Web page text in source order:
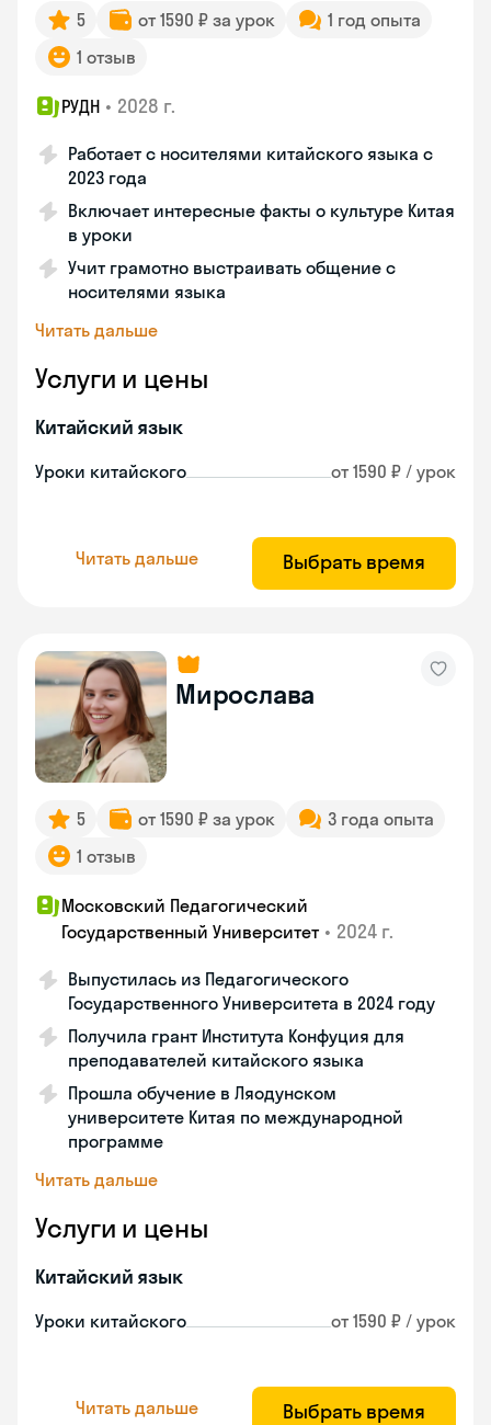
5 от 1590 ₽ за урок
1 год опыта
1 отзыв
РУДН • 2028 г.
Работает с носителями китайского языка с
2023 года
Включает интересные факты о культуре Китая
в уроки
Учит грамотно выстраивать общение с
носителями языка
Читать дальше
Услуги и цены
Китайский язык
Уроки китайского от 1590 ₽ / урок
Читать дальше Выбрать время
Мирослава
5 от 1590 ₽ за урок
3 года опыта
1 отзыв
Московский Педагогический
Государственный Университет • 2024 г.
Выпустилась из Педагогического
Государственного Университета в 2024 году
Получила грант Института Конфуция для
преподавателей китайского языка
Прошла обучение в Ляодунском
университете Китая по международной
программе
Читать дальше
Услуги и цены
Китайский язык
Уроки китайского от 1590 ₽ / урок
Читать дальше Выбрать время